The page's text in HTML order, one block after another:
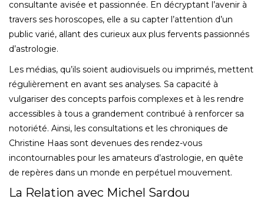
consultante avisée et passionnée. En décryptant l’avenir à
travers ses horoscopes, elle a su capter l’attention d’un
public varié, allant des curieux aux plus fervents passionnés
d’astrologie.
Les médias, qu’ils soient audiovisuels ou imprimés, mettent
régulièrement en avant ses analyses. Sa capacité à
vulgariser des concepts parfois complexes et à les rendre
accessibles à tous a grandement contribué à renforcer sa
notoriété. Ainsi, les consultations et les chroniques de
Christine Haas sont devenues des rendez-vous
incontournables pour les amateurs d’astrologie, en quête
de repères dans un monde en perpétuel mouvement.
La Relation avec Michel Sardou